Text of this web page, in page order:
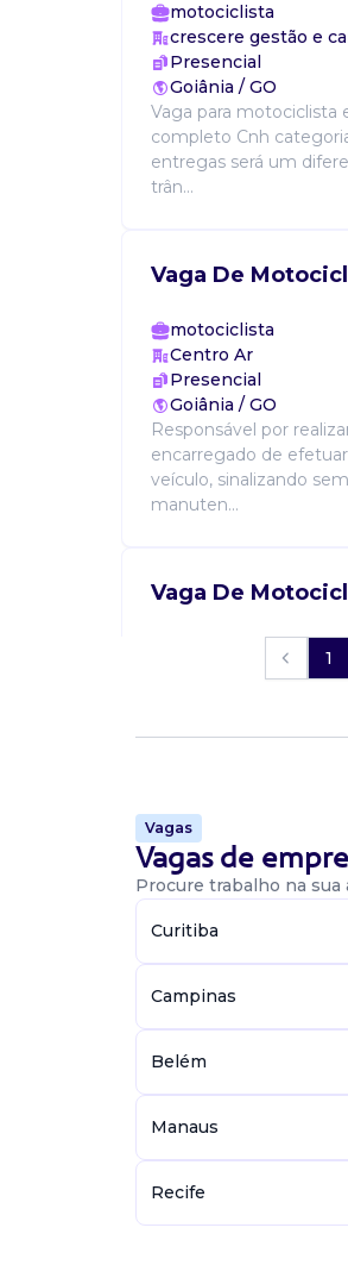
motociclista
crescere gestão e
Presencial
Goiânia / GO
Vaga para motociclista
completo Cnh
entregas será um
trân...
Vaga De
motociclista
Centro Ar
Presencial
Goiânia / GO
Responsável por
encarregado de
veículo, sinalizando
manuten...
Vaga De
trân...
motociclista
crescere
Vaga para motociclista
completo, cnh
entregas será um
Vaga De
1
Vagas
Vagas de
Procure trabalho na sua
Curitiba
Campinas
Belém
Manaus
Recife